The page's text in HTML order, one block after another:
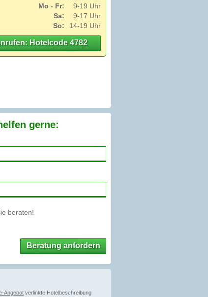
Mo - Fr:
9-19 Uhr
Sa:
9-17 Uhr
So:
14-19 Uhr
Hotelcode 4782
gerne:
beraten!
Beratung anfordern
Angebot verlinkte Hotelbeschreibung